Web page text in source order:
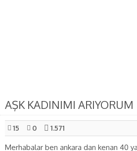
AŞK KADINIMI ARIYORUM
15 0 1.571
Merhabalar ben ankara dan kenan 40